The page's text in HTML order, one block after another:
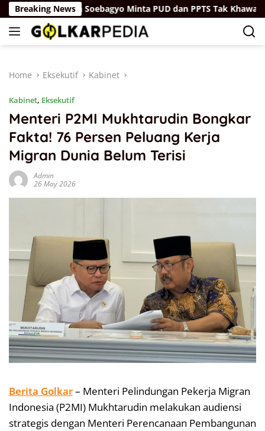
Skip
to
content
Breaking News
Firman Soebagyo Minta PUD dan PPTS Tak Khawatir
Home Eksekutif Kabinet
Kabinet, Eksekutif
Menteri P2MI Mukhtarudin Bongkar
Fakta! 76 Persen Peluang Kerja
Migran Dunia Belum Terisi
Admin
26 May 2026
Berita Golkar– Menteri Pelindungan Pekerja Migran
Indonesia (P2MI) Mukhtarudin melakukan audiensi
strategis dengan Menteri Perencanaan Pembangunan